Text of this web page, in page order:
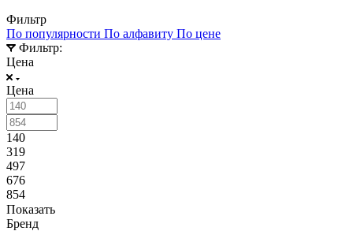
Фильтр
По популярности По алфавиту По цене
Фильтр:
Цена
Цена
140
319
497
676
854
Показать
Бренд